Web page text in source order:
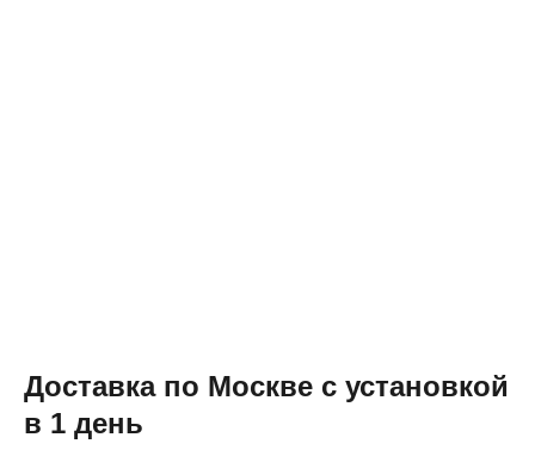
Доставка по Москве с установкой
в 1 день